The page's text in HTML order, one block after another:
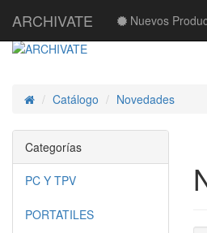
ARCHIVATE Nuevos
InicioCatálogo Novedades
Categorías
PC Y TPV
PORTATILES